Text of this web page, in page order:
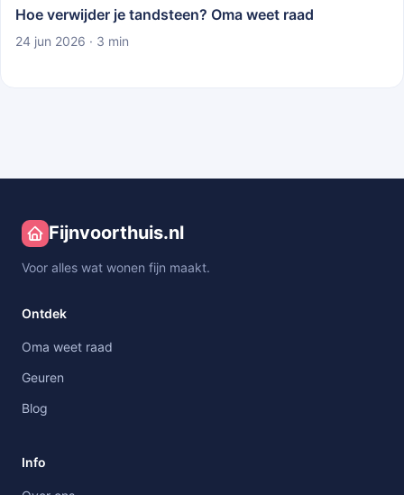
Hoe verwijder je tandsteen? Oma weet raad
24 jun 2026 · 3 min
Fijnvoorthuis.nl
Voor alles wat wonen fijn maakt.
Ontdek
Oma weet raad
Geuren
Blog
Info